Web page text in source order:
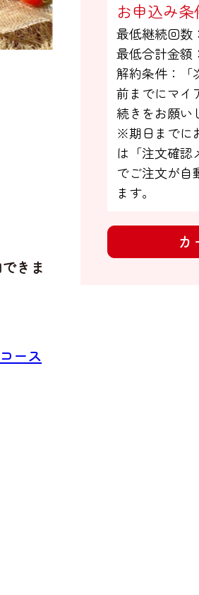
きま
ース
お申込み条
最低継続回数
最低合計金額
解約条件：「
前までにマイ
続きをお願い
※期日までに
は「注文確認
でご注文が自
ます。
カ